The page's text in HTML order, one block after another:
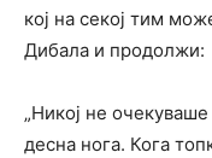
кој на секој тим
Дибала и продолжи:
„Никој не
десна нога. Кога